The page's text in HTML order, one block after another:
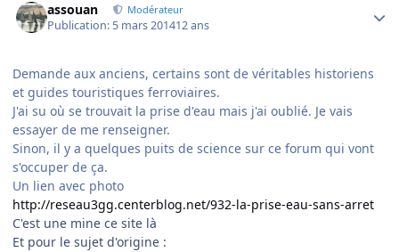
assouan Modérateur
Publication: 5 mars 201412 ans
Demande aux anciens, certains sont de véritables historiens
et guides touristiques ferroviaires.
J'ai su où se trouvait la prise d'eau mais j'ai oublié. Je vais
essayer de me renseigner.
Sinon, il y a quelques puits de science sur ce forum qui vont
s'occuper de ça.
Un lien avec photo
http://reseau3gg.centerblog.net/932-la-prise-eau-sans-arret
C'est une mine ce site là
Et pour le sujet d'origine :